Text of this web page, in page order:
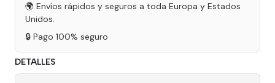
🌍 Envíos rápidos y seguros a toda Europa y Estados
Unidos.
🔒 Pago 100% seguro
DETALLES